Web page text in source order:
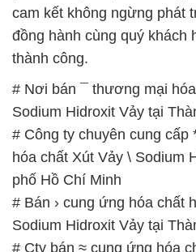
Sodium Hidroxit Vảy tại
# Công ty chuyên cung cấp
hóa chất Xút Vảy \ Sodium
phố Hồ Chí Minh
# Bán › cung ứng hóa chất
Sodium Hidroxit Vảy tại
# Cty bán ≈ cung ứng hóa
Sodium Hidroxit Vảy tại
# Đơn vị chuyên phân phối
Xút Vảy \ Sodium Hidroxit